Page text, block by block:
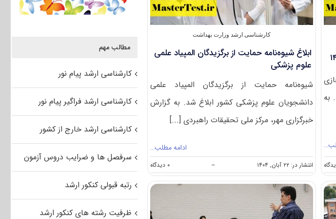
شد. به
شهریه
ارشد
غیرروزانه
دانشگاه
شهید
کارشناسی ارشد وزارت بهداشت
ابلاغ شیوه‌نامه حمایت از برگزیدگان المپیاد علمی
علوم پزشکی
شیوه‌نامه حمایت از برگزیدگان المپیاد علمی
دانشجویان علوم پزشکی کشور ابلاغ شد. به گزارش
خبرگزاری مهر، مرکز ملی تحقیقات راهبردی [...]
ادامه مطلب…
انتشار در: ۲۲ آبان, ۱۴۰۴ -- ۰ دیدگاه
on
ابلاغ
شیوه‌نامه
حمایت
برگزیدگان
مطالب مهم
کارشناسی ارشد پیام نور
کارشناسی ارشد فراگیر پیام نور
کارشناسی ارشد خارج از کشور
سرفصل ها و ضرایب دروس آزمون
رتبه قبولی کنکور ارشد
ظرفیت رشته های کنکور ارشد